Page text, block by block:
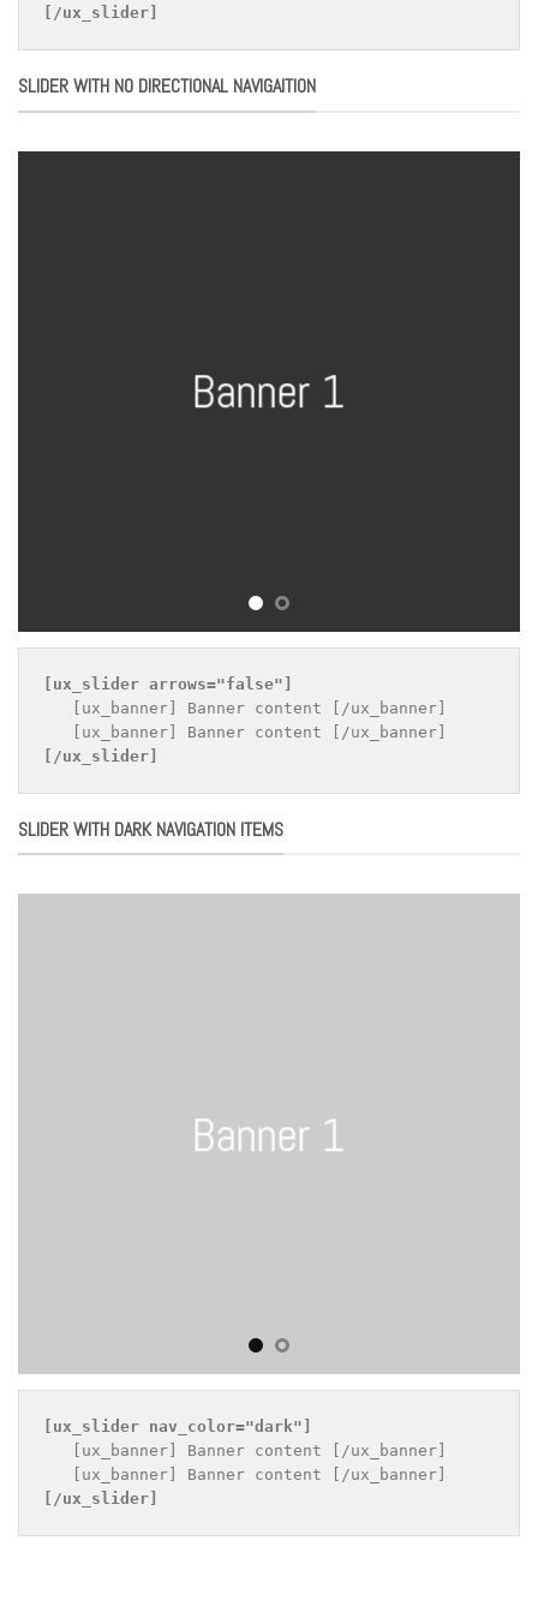
[/ux_slider]
SLIDER WITH NO DIRECTIONAL NAVIGAITION
Banner 1
[ux_slider arrows="false" ]
   [ux_banner] Banner content [/ux_banner]
[/ux_slider]
SLIDER WITH DARK NAVIGATION ITEMS
Banner 1
[ux_slider nav_color="dark"
   [ux_banner] Banner content [/ux_banner]
[/ux_slider]